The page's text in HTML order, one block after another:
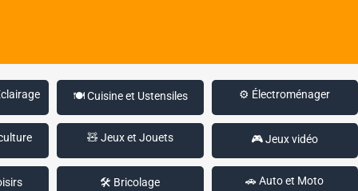
🍽️ Cuisine et Ustensiles ⚙️ Électroménager
🧸 Jeux et Jouets 🎮 Jeux vidéo
🛠️ Bricolage 🚗 Auto et Moto